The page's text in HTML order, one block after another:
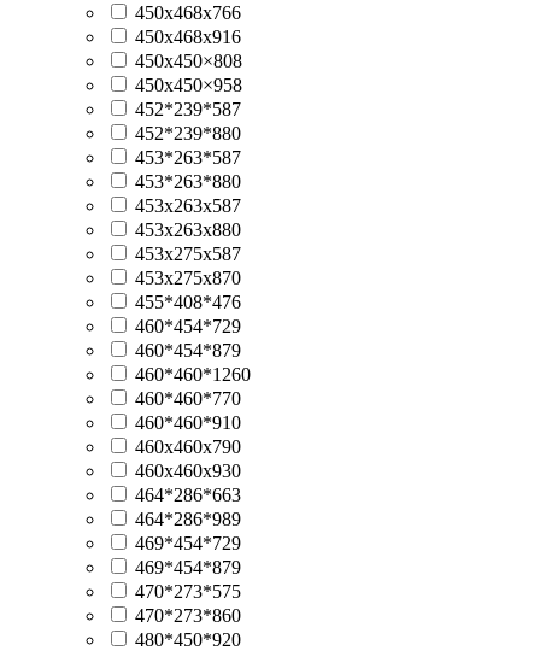
450x468x766
450x468x916
450х450×808
450х450×958
452*239*587
452*239*880
453*263*587
453*263*880
453х263х587
453х263х880
453х275х587
453х275х870
455*408*476
460*454*729
460*454*879
460*460*1260
460*460*770
460*460*910
460х460х790
460х460х930
464*286*663
464*286*989
469*454*729
469*454*879
470*273*575
470*273*860
480*450*920